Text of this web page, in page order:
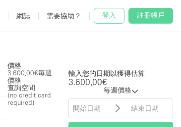
網誌 需要協助？ 登入 註冊帳戶
輸入您的日期以獲得估算
3.600,00€
毎週價格
價格
3.600,00€毎週
價格
查詢空間
(no credit card
required)